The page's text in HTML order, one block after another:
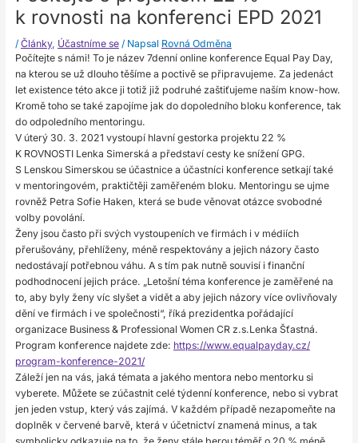
k rovnosti na konferenci EPD 2021
/ Články, Účastníme se/ Napsal Rovná Odměna
Počítejte s námi! To je název 7denní online konference Equal Pay Day,
na kterou se už dlouho těšíme a poctivě se připravujeme. Za jedenáct
let existence této akce ji totiž již podruhé zaštiťujeme naším know-how.
Kromě toho se také zapojíme jak do dopoledního bloku konference, tak
do odpoledního mentoringu.
V úterý 30. 3. 2021 vystoupí hlavní gestorka projektu 22 %
K ROVNOSTI Lenka Simerská a představí cesty ke snížení GPG.
S Lenskou Simerskou se účastnice a účastníci konference setkají také
v mentoringovém, praktičtěji zaměřeném bloku. Mentoringu se ujme
rovněž Petra Sofie Haken, která se bude věnovat otázce svobodné
volby povolání.
Ženy jsou často při svých vystoupeních ve firmách i v médiích
přerušovány, přehlíženy, méně respektovány a jejich názory často
nedostávají potřebnou váhu. A s tím pak nutně souvisí i finanční
podhodnocení jejich práce. „Letošní téma konference je zaměřené na
to, aby byly ženy víc slyšet a vidět a aby jejich názory více ovlivňovaly
dění ve firmách i ve společnosti“, říká prezidentka pořádající
organizace Business & Professional Women CR z.s.Lenka Šťastná.
Program konference najdete zde: https://www.equalpayday.cz/
program-konference-2021/
Záleží jen na vás, jaká témata a jakého mentora nebo mentorku si
vyberete. Můžete se zúčastnit celé týdenní konference, nebo si vybrat
jen jeden vstup, který vás zajímá. V každém případě nezapomeňte na
doplněk v červené barvě, která v účetnictví znamená minus, a tak